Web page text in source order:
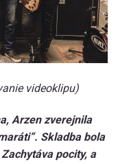
videoklipu)
Arzen zverejnila
Skladba bola
pocity, a